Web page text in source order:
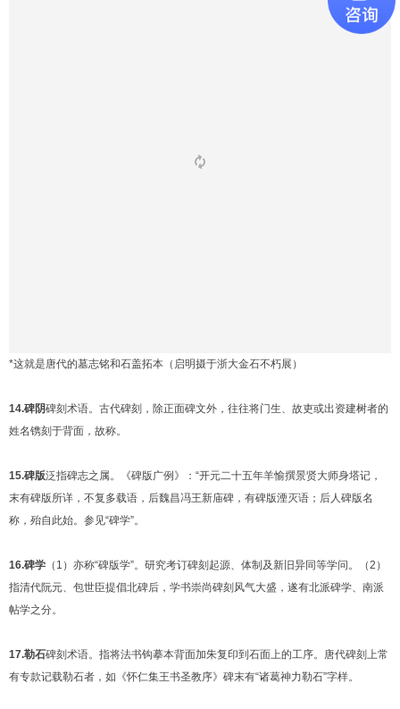
*这就是唐代的墓志铭和石盖拓本（启明摄于浙大金石不朽展）
14.碑阴碑刻术语。古代碑刻，除正面碑文外，往往将门生、故吏或出资建树者的
姓名镌刻于背面，故称。
15.碑版泛指碑志之属。《碑版广例》：“开元二十五年羊愉撰景贤大师身塔记，
末有碑版所详，不复多载语，后魏昌冯王新庙碑，有碑版湮灭语；后人碑版名
称，殆自此始。参见“碑学”。
16.碑学 （1）亦称“碑版学”。研究考订碑刻起源、体制及新旧异同等学问。（2）
指清代阮元、包世臣提倡北碑后，学书崇尚碑刻风气大盛，遂有北派碑学、南派
帖学之分。
17.勒石碑刻术语。指将法书钩摹本背面加朱复印到石面上的工序。唐代碑刻上常
有专款记载勒石者，如《怀仁集王书圣教序》碑末有“诸葛神力勒石”字样。